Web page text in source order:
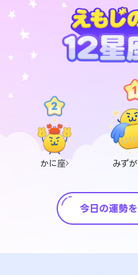
かに座 みず